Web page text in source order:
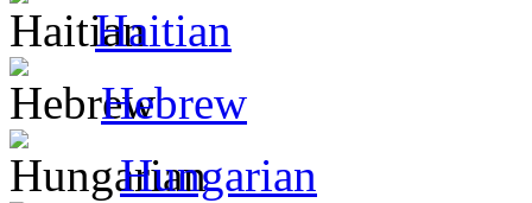
Haitian
Hebrew
Hungarian